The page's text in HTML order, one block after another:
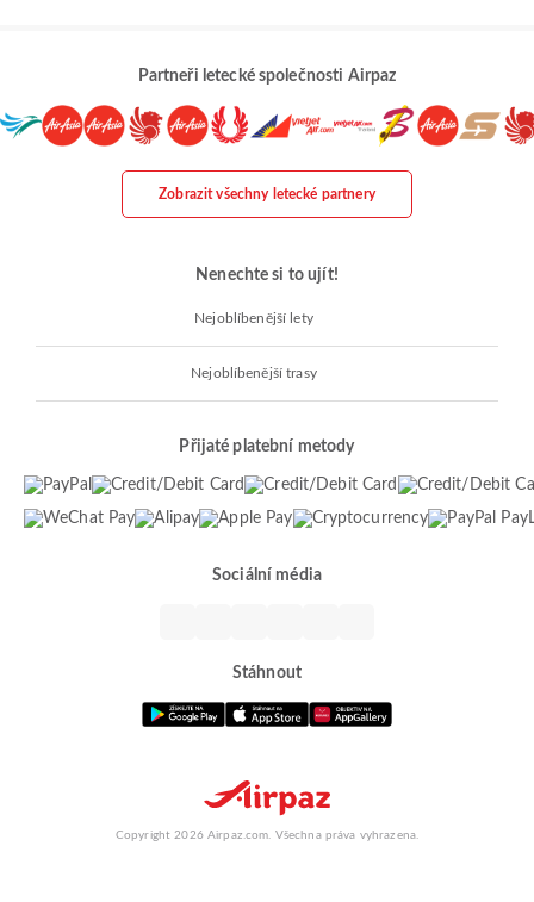
Partneři letecké společnosti Airpaz
Zobrazit všechny letecké partnery
Nenechte si to ujít!
Nejoblíbenější lety
Nejoblíbenější trasy
Přijaté platební metody
Sociální média
Stáhnout
Copyright 2026 Airpaz.com. Všechna práva vyhrazena.